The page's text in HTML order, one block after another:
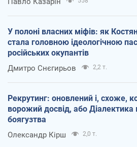
У полоні власних міфів: як
стала головною ідеологічною
російських окупантів
Дмитро Снєгирьов 2,2 т.
Рекрутинг: оновлений і, схоже,
ворожий досвід, або Діалектика
боягузтва
Олександр Кірш 2,0 т.